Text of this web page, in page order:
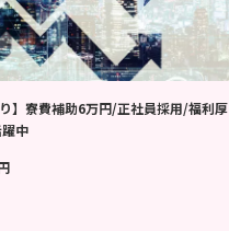
】寮費補助6万円/正社員採用/福利厚
中